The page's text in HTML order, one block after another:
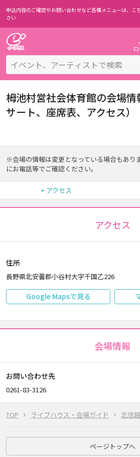
申込内容のご確認やお問い合わせなど各種メニューは、 こ
さい
ロ
TOP ライブハウス・会場ガイド 北信越
栂池村営社会体育館の会場
サート、座席表、アクセス）
※会場の情報は変更となっている場合もあり
にお電話等でご確認ください。
アクセス
アクセス
住所
長野県北安曇郡小谷村大字千国乙226
Google Mapsで見る
会場情報
お問い合わせ先
0261-83-3126
ページトップへ